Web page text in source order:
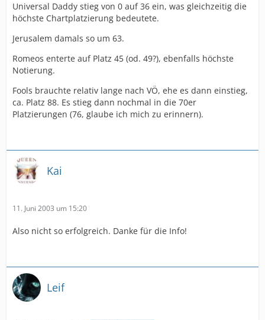
Universal Daddy stieg von 0 auf 36 ein, was gleichzeitig die
höchste Chartplatzierung bedeutete.
Jerusalem damals so um 63.
Romeos enterte auf Platz 45 (od. 49?), ebenfalls höchste
Notierung.
Fools brauchte relativ lange nach VÖ, ehe es dann einstieg,
ca. Platz 88. Es stieg dann nochmal in die 70er
Platzierungen (76, glaube ich mich zu erinnern).
Kai
11. Juni 2003 um 15:20
Also nicht so erfolgreich. Danke für die Info!
Leif